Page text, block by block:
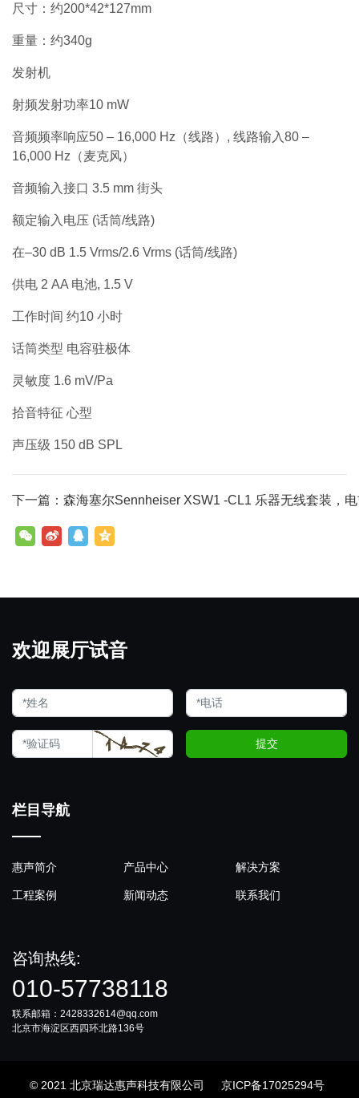
尺寸：约200*42*127mm
重量：约340g
发射机
射频发射功率10 mW
音频频率响应50 – 16,000 Hz（线路）, 线路输入80 –
16,000 Hz（麦克风）
音频输入接口 3.5 mm 街头
额定输入电压 (话筒/线路)
在–30 dB 1.5 Vrms/2.6 Vrms (话筒/线路)
供电 2 AA 电池, 1.5 V
工作时间 约10 小时
话筒类型 电容驻极体
灵敏度 1.6 mV/Pa
拾音特征 心型
声压级 150 dB SPL
下一篇：森海塞尔Sennheiser XSW1 -CL1 乐器无线套装，
欢迎展厅试音
提交
栏目导航
惠声简介 产品中心 解决方案
工程案例 新闻动态 联系我们
咨询热线:
010-57738118
联系邮箱：2428332614@qq.com
北京市海淀区西四环北路136号
© 2021 北京瑞达惠声科技有限公司 京ICP备17025294号